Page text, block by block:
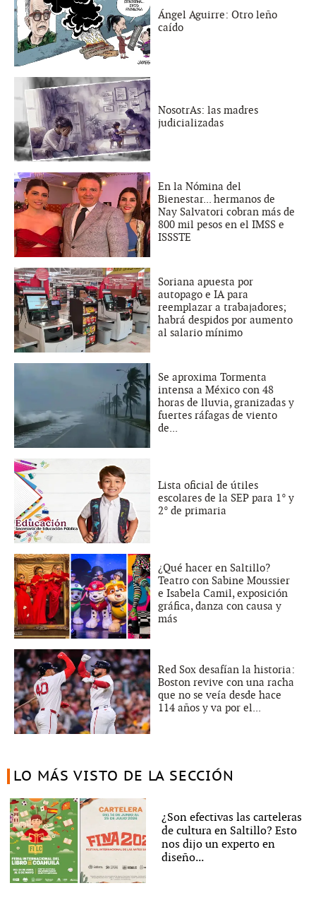
Ángel Aguirre: Otro leño
caído
NosotrAs: las madres
judicializadas
En la Nómina del
Bienestar... hermanos de
Nay Salvatori cobran más de
800 mil pesos en el IMSS e
ISSSTE
Soriana apuesta por
autopago e IA para
reemplazar a trabajadores;
habrá despidos por aumento
al salario mínimo
Se aproxima Tormenta
intensa a México con 48
horas de lluvia, granizadas y
fuertes ráfagas de viento
de...
Lista oficial de útiles
escolares de la SEP para 1° y
2° de primaria
¿Qué hacer en Saltillo?
Teatro con Sabine Moussier
e Isabela Camil, exposición
gráfica, danza con causa y
más
Red Sox desafían la historia:
Boston revive con una racha
que no se veía desde hace
114 años y va por el...
LO MÁS VISTO DE LA SECCIÓN
¿Son efectivas las carteleras
de cultura en Saltillo? Esto
nos dijo un experto en
diseño...